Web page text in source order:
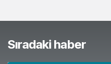
Sıradaki haber